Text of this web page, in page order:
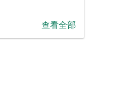
查看全部